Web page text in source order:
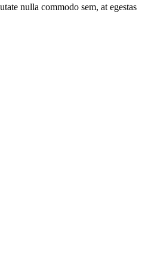
nulla commodo sem, at egestas